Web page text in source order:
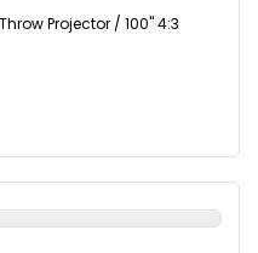
Projector / 100" 4:3